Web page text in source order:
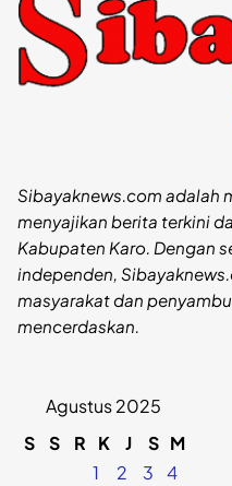
Sibayaknews.com adalah
menyajikan berita terkini
Kabupaten Karo. Dengan
independen,
masyarakat dan
mencerdaskan.
Agustus 2025
S
S R K J S M
1
2 3
4